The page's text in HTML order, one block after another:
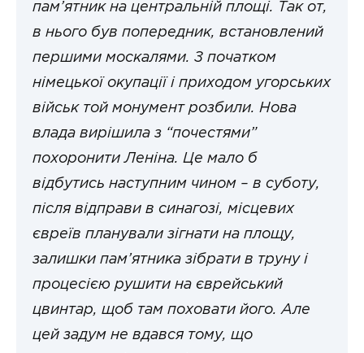
пам’ятник на центральній площі. Так от,
в нього був попередник, встановлений
першими москалями. З початком
німецької окупації і приходом угорських
військ той монумент розбили. Нова
влада вирішила з “почестями”
похоронити Леніна. Це мало б
відбутись наступним чином – в суботу,
після відправи в синагозі, місцевих
євреїв планували зігнати на площу,
залишки пам’ятника зібрати в труну і
процесією рушити на єврейський
цвинтар, щоб там поховати його. Але
цей задум не вдався тому, що